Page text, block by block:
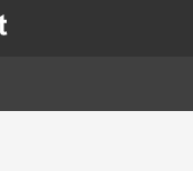
finestra.